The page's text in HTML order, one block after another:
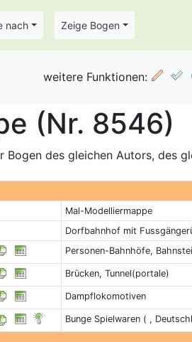
nach Zeige Bogen
weitere Funktionen:
(Nr. 8546)
des gleichen Autors, des
Mal-Modelliermappe
Dorfbahnhof mit
Personen-Bahnhöfe,
Brücken, Tunnel(portale)
Dampflokomotiven
Bunge Spielwaren ( ,